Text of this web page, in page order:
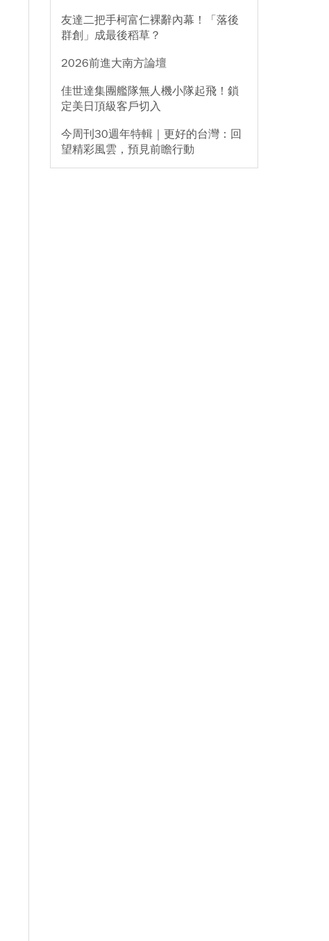
友達二把手柯富仁裸辭內幕！「落後
群創」成最後稻草？
2026前進大南方論壇
佳世達集團艦隊無人機小隊起飛！鎖
定美日頂級客戶切入
今周刊30週年特輯｜更好的台灣：回
望精彩風雲，預見前瞻行動